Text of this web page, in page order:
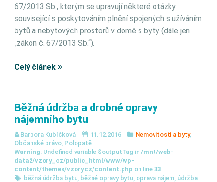
67/2013 Sb., kterým se upravují některé otázky
související s poskytováním plnění spojených s užíváním
bytů a nebytových prostorů v domě s byty (dále jen
„zákon č. 67/2013 Sb.“).
Celý článek
Běžná údržba a drobné opravy
nájemního bytu
Barbora Kubíčková 11.12.2016 Nemovitosti a byty,
Občanské právo, Polopatě
Warning: Undefined variable $outputTag in /mnt/web-
data2/vzory_cz/public_html/www/wp-
content/themes/vzorycz/content.php on line 33
běžná údržba bytu, běžné opravy bytu, oprava nájem, údržba